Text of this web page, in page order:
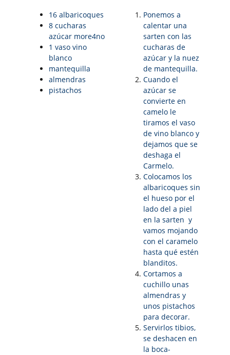
16 albaricoques
8 cucharas
azúcar more4no
1 vaso vino
blanco
mantequilla
almendras
pistachos
Ponemos a
calentar una
sarten con las
cucharas de
azúcar y la nuez
de mantequilla.
Cuando el
azúcar se
convierte en
camelo le
tiramos el vaso
de vino blanco y
dejamos que se
deshaga el
Carmelo.
Colocamos los
albaricoques sin
el hueso por el
lado del a piel
en la sarten y
vamos mojando
con el caramelo
hasta qué estén
blanditos.
Cortamos a
cuchillo unas
almendras y
unos pistachos
para decorar.
Servirlos tibios,
se deshacen en
la boca-